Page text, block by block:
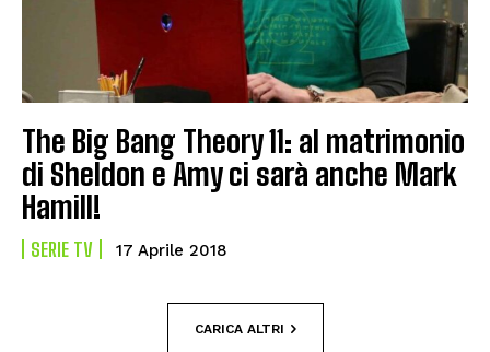
The Big Bang Theory 11: al matrimonio
di Sheldon e Amy ci sarà anche Mark
Hamill!
SERIE TV 17 Aprile 2018
CARICA ALTRI